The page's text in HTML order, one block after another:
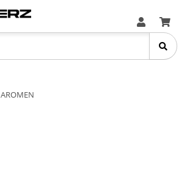
AROMEN